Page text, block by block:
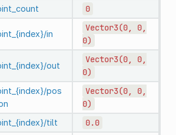
0
in
Vector3(0,
0,
0)
out
Vector3(0,
0,
0)
pos
Vector3(0,
0,
0)
tilt 0.0